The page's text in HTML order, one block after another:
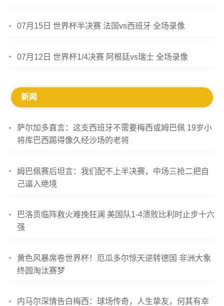
07月15日 世界杯半决赛 法国vs西班牙 全场录像
07月12日 世界杯1/4决赛 阿根廷vs瑞士 全场录像
新闻
萨尔加多直言：这支西班牙不需要梅西或姆巴佩 19岁小
将库巴西踢得像久经沙场的老将
姆巴佩赛后坦言：我们配不上半决赛，中场三抢二把自
己逼入绝境
巴洛贡临阵救火难挽狂澜 美国队1-4溃败比利时止步十六
强
黄色风暴席卷世界杯！厄瓜多尔惊天逆转德国 非洲大象
终圆淘汰赛梦
内马尔深情告白梅西：球场传奇，人生挚友，何其有幸